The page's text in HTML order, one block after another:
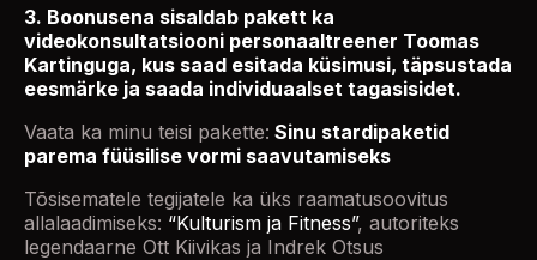
3. Boonusena sisaldab pakett ka
videokonsultatsiooni personaaltreener Toomas
Kartinguga, kus saad esitada küsimusi, täpsustada
eesmärke ja saada individuaalset tagasisidet.
Vaata ka minu teisi pakette: Sinu stardipaketid
parema füüsilise vormi saavutamiseks
Tõsisematele tegijatele ka üks raamatusoovitus
allalaadimiseks: “Kulturism ja Fitness”, autoriteks
legendaarne Ott Kiivikas ja Indrek Otsus